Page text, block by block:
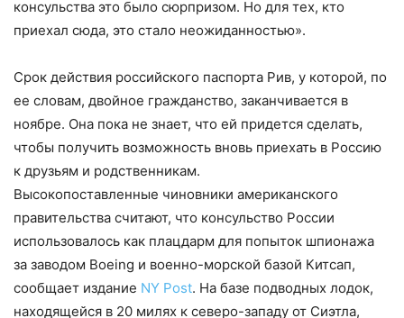
консульства это было сюрпризом. Но для тех, кто
приехал сюда, это стало неожиданностью».
Срок действия российского паспорта Рив, у которой, по
ее словам, двойное гражданство, заканчивается в
ноябре. Она пока не знает, что ей придется сделать,
чтобы получить возможность вновь приехать в Россию
к друзьям и родственникам.
Высокопоставленные чиновники американского
правительства считают, что консульство России
использовалось как плацдарм для попыток шпионажа
за заводом Boeing и военно-морской базой Китсап,
сообщает издание NY Post. На базе подводных лодок,
находящейся в 20 милях к северо-западу от Сиэтла,